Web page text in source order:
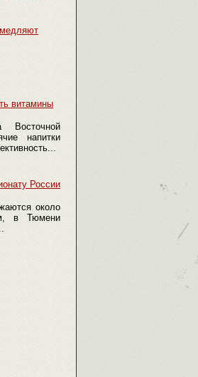
витамины
Восточной
напитки
России
около
в Тюмени